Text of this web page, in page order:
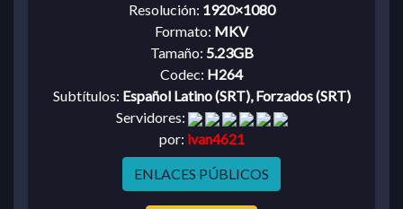
Resolución: 1920×1080
Formato: MKV
Tamaño: 5.23GB
Codec: H264
Subtítulos: Español Latino (SRT), Forzados (SRT)
Servidores:
por: ivan4621
ENLACES PÚBLICOS